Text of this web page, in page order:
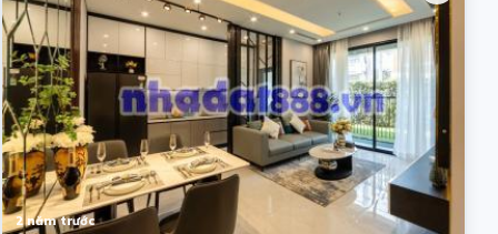
2 năm trước